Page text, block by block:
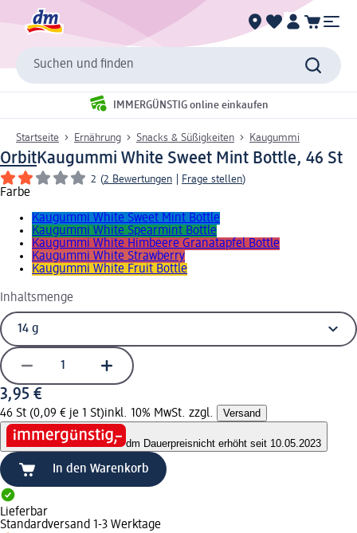
Suchen und finden
IMMERGÜNSTIG online einkaufen
Startseite Ernährung Snacks & Süßigkeiten Kaugummi
OrbitKaugummi White Sweet Mint Bottle, 46 St
2 (2 Bewertungen Frage stellen)
Farbe
Kaugummi White Sweet Mint Bottle
Kaugummi White Spearmint Bottle
Kaugummi White Himbeere Granatapfel Bottle
Kaugummi White Strawberry
Kaugummi White Fruit Bottle
Inhaltsmenge
3,95 €
46 St (0,09 € je 1 St)inkl. 10% MwSt. zzgl. Versand
dm Dauerpreisnicht erhöht seit 10.05.2023
In den Warenkorb
Lieferbar
Standardversand 1-3 Werktage